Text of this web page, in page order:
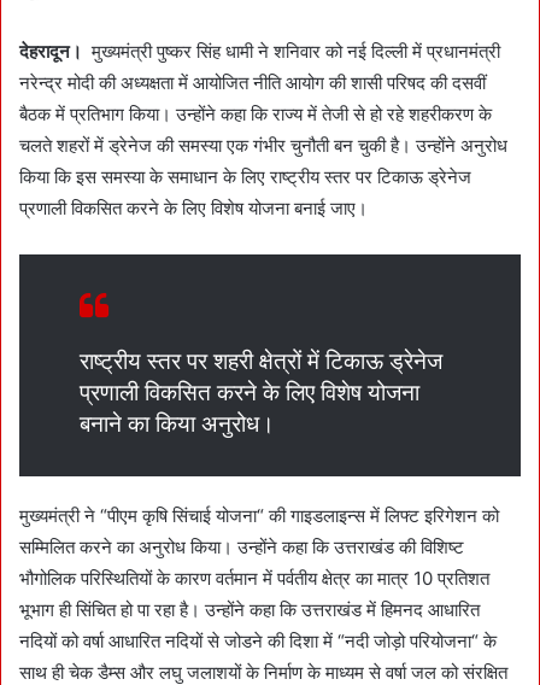
m
l
देहरादून। मुख्यमंत्री पुष्कर सिंह धामी ने शनिवार को नई दिल्ली में प्रधानमंत्री
नरेन्द्र मोदी की अध्यक्षता में आयोजित नीति आयोग की शासी परिषद की दसवीं
बैठक में प्रतिभाग किया। उन्होंने कहा कि राज्य में तेजी से हो रहे शहरीकरण के
चलते शहरों में ड्रेनेज की समस्या एक गंभीर चुनौती बन चुकी है। उन्होंने अनुरोध
किया कि इस समस्या के समाधान के लिए राष्ट्रीय स्तर पर टिकाऊ ड्रेनेज
प्रणाली विकसित करने के लिए विशेष योजना बनाई जाए।
राष्ट्रीय स्तर पर शहरी क्षेत्रों में टिकाऊ ड्रेनेज
प्रणाली विकसित करने के लिए विशेष योजना
बनाने का किया अनुरोध।
मुख्यमंत्री ने “पीएम कृषि सिंचाई योजना“ की गाइडलाइन्स में लिफ्ट इरिगेशन को
सम्मिलित करने का अनुरोध किया। उन्होंने कहा कि उत्तराखंड की विशिष्ट
भौगोलिक परिस्थितियों के कारण वर्तमान में पर्वतीय क्षेत्र का मात्र 10 प्रतिशत
भूभाग ही सिंचित हो पा रहा है। उन्होंने कहा कि उत्तराखंड में हिमनद आधारित
नदियों को वर्षा आधारित नदियों से जोडने की दिशा में “नदी जोड़ो परियोजना“ के
साथ ही चेक डैम्स और लघु जलाशयों के निर्माण के माध्यम से वर्षा जल को संरक्षित